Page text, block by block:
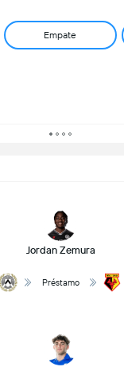
Empate
Jordan Zemura
Préstamo